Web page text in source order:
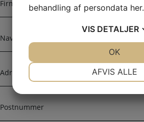
i
r
a
n
v
n
a
v
d
r
s
o
behandling af persondata her.
VIS DETALJER
AFVIS ALLE
OK